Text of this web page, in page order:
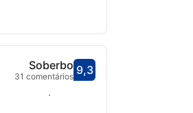
Pontuado com 9,3
9,3
Soberbo
31 comentários
Selecionar datas